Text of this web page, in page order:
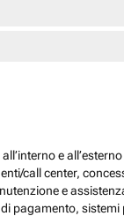
e
call center,
e
pagamento,